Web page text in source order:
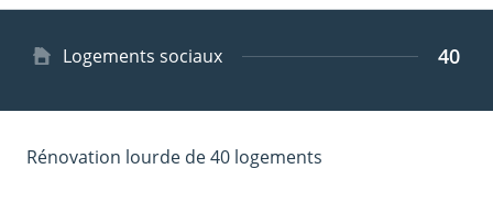
Type
logement
Logements sociaux 40
Rénovation lourde de 40 logements